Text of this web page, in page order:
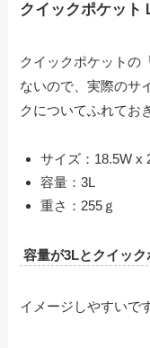
クイックポケット
クイックポケットの
ないので、実際のサ
クについてふれてお
サイズ：18.5W x
容量：3L
重さ：255ｇ
容量が3Lとクイッ
イメージしやすいで